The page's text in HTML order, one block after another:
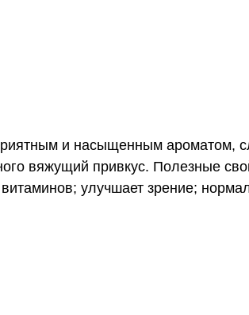
и насыщенным ароматом,
вяжущий привкус. Полезные
улучшает зрение;